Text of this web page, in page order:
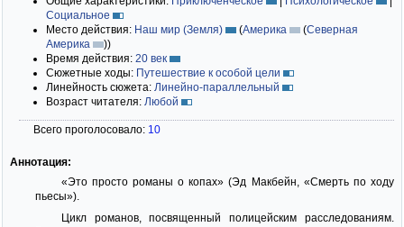
Социальное
Место действия: Наш мир (Земля) (Америка (Северная
Америка
))
Время действия: 20 век
Сюжетные ходы: Путешествие к особой цели
Линейность сюжета: Линейно-параллельный
Возраст читателя: Любой
Всего проголосовало: 10
Аннотация:
«Это просто романы о копах» (Эд Макбейн, «Смерть по ходу
пьесы»).
Цикл романов, посвященный полицейским расследованиям.